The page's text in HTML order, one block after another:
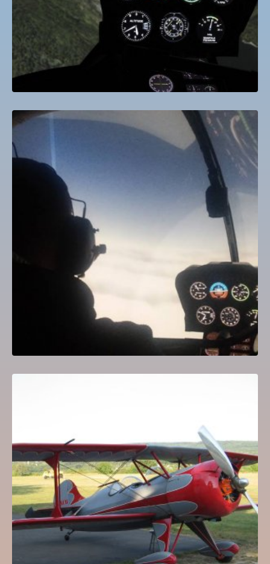
Helikopter szimulátor Virtuális Pilóta Jogosítás
SKYBOLT – kuriózum Farkashegyen
Értékelés:5.00/ 5